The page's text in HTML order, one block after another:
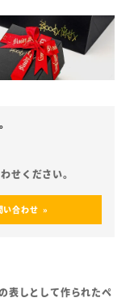
い合わせ
表しとして作られたペ